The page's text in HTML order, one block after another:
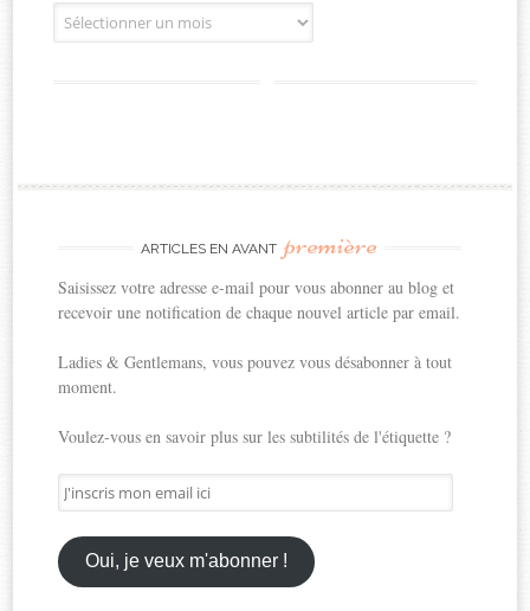
Archives
ARTICLES EN AVANT première
Saisissez votre adresse e-mail pour vous abonner au blog et
recevoir une notification de chaque nouvel article par email.
Ladies & Gentlemans, vous pouvez vous désabonner à tout
moment.
Voulez-vous en savoir plus sur les subtilités de l'étiquette ?
J'inscris
mon
email
ici
Oui, je veux m'abonner !